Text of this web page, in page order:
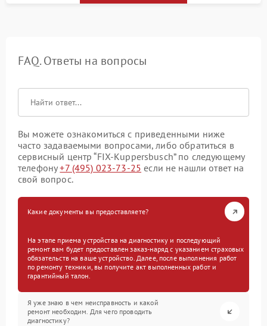
FAQ. Ответы на вопросы
Вы можете ознакомиться с приведенными ниже
часто задаваемыми вопросами, либо обратиться в
сервисный центр “FIX-Kuppersbusch” по следующему
телефону+7 (495) 023-73-25 если не нашли ответ на
свой вопрос.
Какие документы вы предоставляете?
На этапе приема устройства на диагностику и последующий
ремонт вам будет предоставлен заказ-наряд с указанием страховых
обязательств на ваше устройство. Далее, после выполнения работ
по ремонту техники, вы получите акт выполненных работ и
гарантийный талон.
Я уже знаю в чем неисправность и какой
ремонт необходим. Для чего проводить
диагностику?